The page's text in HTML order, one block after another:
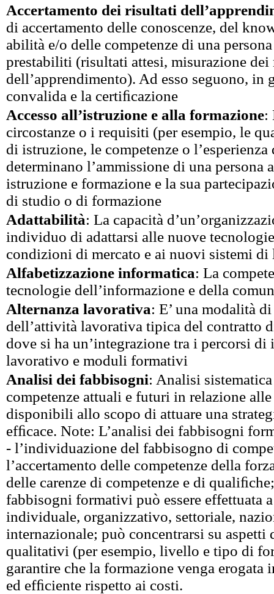
Accertamento dei risultati
di accertamento delle conoscenze, del
abilità e/o delle competenze di una
prestabiliti (risultati attesi, misurazione
dell’apprendimento). Ad esso seguono, in
convalida e la certiﬁcazione
Accesso all’istruzione e alla formazione:
circostanze o i requisiti (per esempio, le
di istruzione, le competenze o
determinano l’ammissione di una persona
istruzione e formazione e la sua
di studio o di formazione
Adattabilità: La capacità
individuo di adattarsi alle nuove
condizioni di mercato e ai nuovi sistemi di
Alfabetizzazione informatica: La
tecnologie dell’informazione e della
Alternanza lavorativa: E’ una modalità
dell’attività lavorativa tipica del contratto
dove si ha un’integrazione tra i percorsi di
lavorativo e moduli formativi
Analisi dei fabbisogni: Analisi
competenze attuali e futuri in relazione alle
disponibili allo scopo di attuare una
efﬁcace. Note: L’analisi dei fabbisogni
- l’individuazione del fabbisogno di
l’accertamento delle competenze della
delle carenze di competenze e di
fabbisogni formativi può essere effettuata
individuale, organizzativo, settoriale,
internazionale; può concentrarsi su
qualitativi (per esempio, livello e tipo di
garantire che la formazione venga erogata
ed efﬁciente rispetto ai costi.